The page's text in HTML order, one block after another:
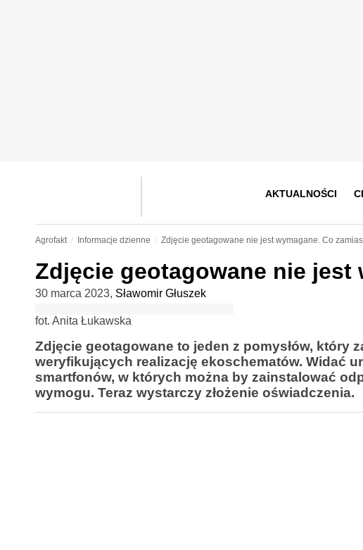
AKTUALNOŚCI
Agrofakt Informacje dzienne Zdjęcie geotagowane nie jest wymagane. Co
Zdjęcie geotagowane nie jest
30 marca 2023, Sławomir Głuszek
fot. Anita Łukawska
Zdjęcie geotagowane to jeden z pomysłów,
weryfikujących realizację ekoschematów. Widać
smartfonów, w których można by zainstalować
wymogu. Teraz wystarczy złożenie oświadczenia.